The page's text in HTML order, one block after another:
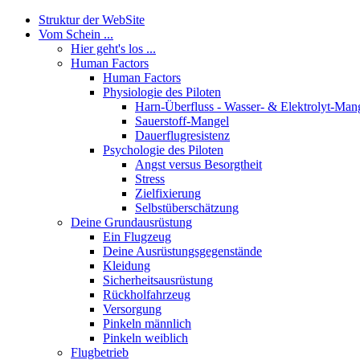
Struktur der WebSite
Vom Schein ...
Hier geht's los ...
Human Factors
Human Factors
Physiologie des Piloten
Harn-Überfluss - Wasser- & Elektrolyt-
Sauerstoff-Mangel
Dauerflugresistenz
Psychologie des Piloten
Angst versus Besorgtheit
Stress
Zielfixierung
Selbstüberschätzung
Deine Grundausrüstung
Ein Flugzeug
Deine Ausrüstungsgegenstände
Kleidung
Sicherheitsausrüstung
Rückholfahrzeug
Versorgung
Pinkeln männlich
Pinkeln weiblich
Flugbetrieb